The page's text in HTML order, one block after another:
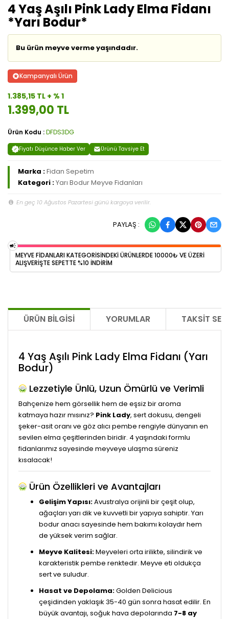
4 Yaş Aşılı Pink Lady Elma Fidanı
*Yarı Bodur*
Bu ürün meyve verme yaşındadır.
Kampanyalı Ürün
1.385,15 TL + % 1
1.399,00 TL
Ürün Kodu :DFDS3DG
Fiyatı Düşünce Haber Ver Ürünü Tavsiye Et
Marka :Fidan Sepetim
Kategori :Yarı Bodur Meyve Fidanları
En geç 10 Ağustos Pazartesi günü kargoya verilir.
PAYLAŞ :
MEYVE FİDANLARI KATEGORİSİNDEKİ ÜRÜNLERDE 10000₺ VE ÜZERİ
ALIŞVERİŞTE SEPETTE %10 İNDİRİM
ÜRÜN BILGISI YORUMLAR TAKSIT
4 Yaş Aşılı Pink Lady Elma Fidanı (Yarı
Bodur)
Lezzetiyle Ünlü, Uzun Ömürlü ve Verimli
Bahçenize hem görsellik hem de eşsiz bir aroma
katmaya hazır mısınız? Pink Lady, sert dokusu, dengeli
şeker-asit oranı ve göz alıcı pembe rengiyle dünyanın en
sevilen elma çeşitlerinden biridir. 4 yaşındaki formlu
fidanlarımız sayesinde meyveye ulaşma süreniz
kısalacak!
Ürün Özellikleri ve Avantajları
Gelişim Yapısı:Avustralya orijinli bir çeşit olup,
ağaçları yarı dik ve kuvvetli bir yapıya sahiptir. Yarı
bodur anacı sayesinde hem bakımı kolaydır hem
de yüksek verim sağlar.
Meyve Kalitesi:Meyveleri orta irilikte, silindirik ve
karakteristik pembe renktedir. Meyve eti oldukça
sert ve suludur.
Hasat ve Depolama:Golden Delicious
çeşidinden yaklaşık 35-40 gün sonra hasat edilir. En
büyük avantajı, soğuk hava depolarında 7-8 ay